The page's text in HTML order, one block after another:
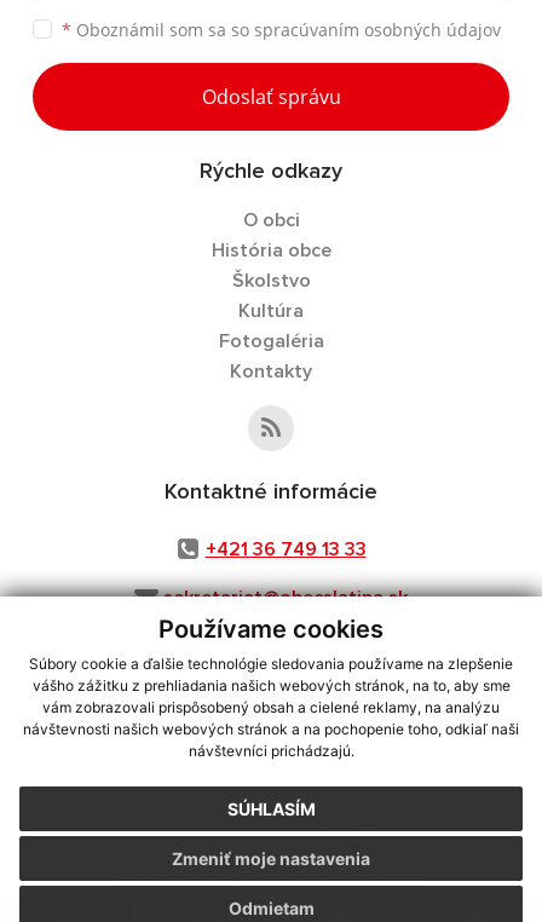
Používame cookies
Súbory cookie a ďalšie technológie sledovania používame na zlepšenie
vášho zážitku z prehliadania našich webových stránok, na to, aby sme
vám zobrazovali prispôsobený obsah a cielené reklamy, na analýzu
návštevnosti našich webových stránok a na pochopenie toho, odkiaľ naši
návštevníci prichádzajú.
SÚHLASÍM
Odmietam
Zmeniť moje nastavenia
* Oboznámil som sa so spracúvaním osobných údajov
Odoslať správu
Rýchle odkazy
O obci
História obce
Školstvo
Kultúra
Fotogaléria
Kontakty
Kontaktné informácie
+421 36 749 13 33
sekretariat@obecslatina.sk
využite možnosť získavania aktuálnych informácií s využitím RSS
CMS systém (redakčný) systém ECHELON 2,Mapa stránok,web portál
webex.digital, s.r.o.,domény,registrácia domény
Posledná aktualizácia:24.07.2026
Vytlačiť stránku|Vyhlásenie o prístupnosti